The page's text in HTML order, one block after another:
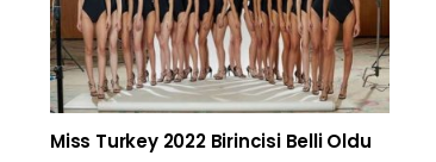
Miss Turkey 2022 Birincisi Belli Oldu